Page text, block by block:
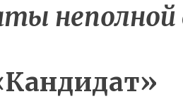
неполной